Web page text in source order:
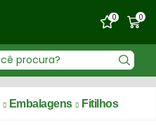
0 0
Entrada
de
Embalagens Fitilhos